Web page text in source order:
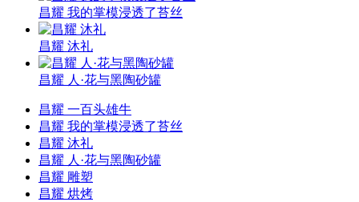
昌耀 我的掌模浸透了苔丝
昌耀 沐礼
昌耀 人·花与黑陶砂罐
昌耀 一百头雄牛
昌耀 我的掌模浸透了苔丝
昌耀 沐礼
昌耀 人·花与黑陶砂罐
昌耀 雕塑
昌耀 烘烤